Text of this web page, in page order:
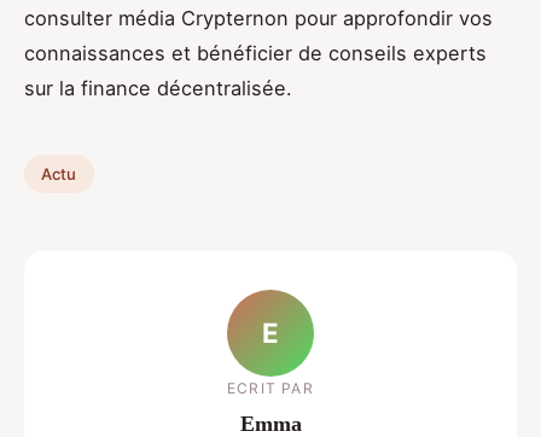
consulter média Crypternon pour approfondir vos
connaissances et bénéficier de conseils experts
sur la finance décentralisée.
Actu
E
ECRIT PAR
Emma